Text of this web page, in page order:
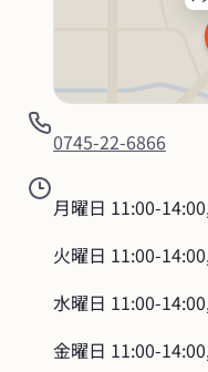
0745-22-6866
月曜日 11:00-
火曜日 11:00-
水曜日 11:00-
金曜日 11:00-